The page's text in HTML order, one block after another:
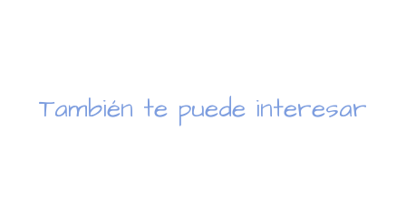
También te puede interesar